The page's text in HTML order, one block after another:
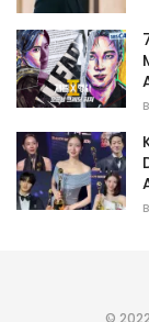
© 2022